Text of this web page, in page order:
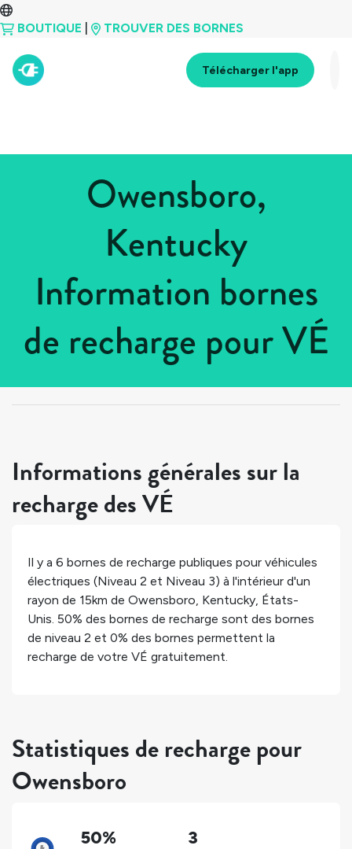
BOUTIQUE TROUVER DES BORNES
Télécharger l'app
Owensboro,
Kentucky
Information bornes
de recharge pour VÉ
États-Unis > Kentucky
Informations générales sur la
recharge des VÉ
Il y a 6 bornes de recharge publiques pour véhicules
électriques (Niveau 2 et Niveau 3) à l'intérieur d'un
rayon de 15km de Owensboro, Kentucky, États-
Unis. 50% des bornes de recharge sont des bornes
de niveau 2 et 0% des bornes permettent la
recharge de votre VÉ gratuitement.
Statistiques de recharge pour
Owensboro
50% 3